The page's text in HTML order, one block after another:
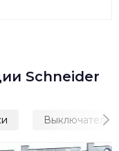
Schneider
Выключатели